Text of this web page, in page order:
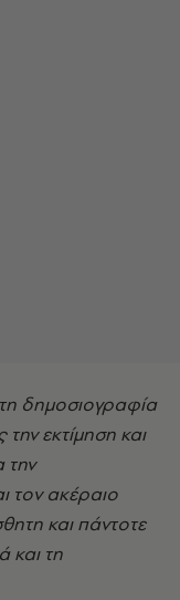
δημοσιογραφία
εκτίμηση και
την
τον ακέραιο
και πάντοτε
και τη